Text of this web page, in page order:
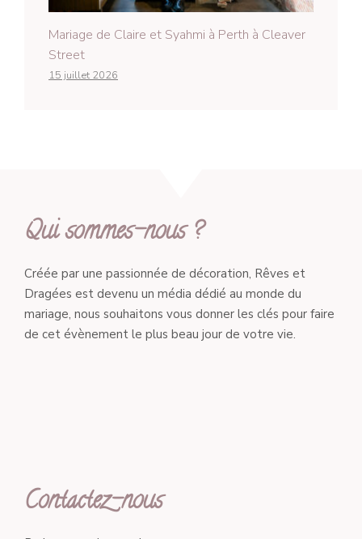
Mariage de Claire et Syahmi à Perth à Cleaver
Street
15 juillet 2026
Qui sommes-nous ?
Créée par une passionnée de décoration, Rêves et
Dragées est devenu un média dédié au monde du
mariage, nous souhaitons vous donner les clés pour faire
de cet évènement le plus beau jour de votre vie.
Contactez-nous